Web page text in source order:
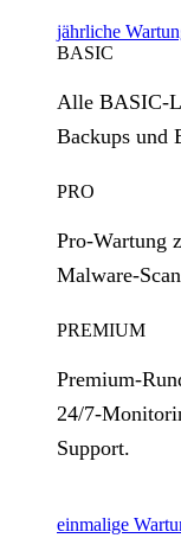
jährliche
BASIC
Alle
Backups und
PRO
Pro‑Wartung
PREMIUM
24/
Support.
einmalige